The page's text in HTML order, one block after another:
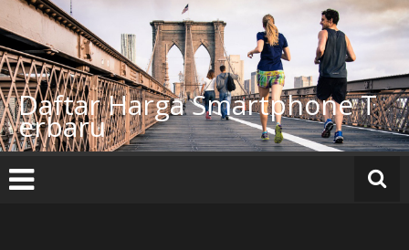
Lompat
ke
konten
Daftar Harga Smartphone T
erbaru